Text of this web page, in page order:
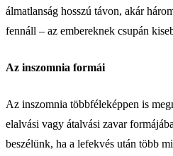
álmatlanság hosszú távon, akár
fennáll – az embereknek csupán
Az inszomnia formái
Az inszomnia többféleképpen is
elalvási vagy átalvási zavar
beszélünk, ha a lefekvés után több